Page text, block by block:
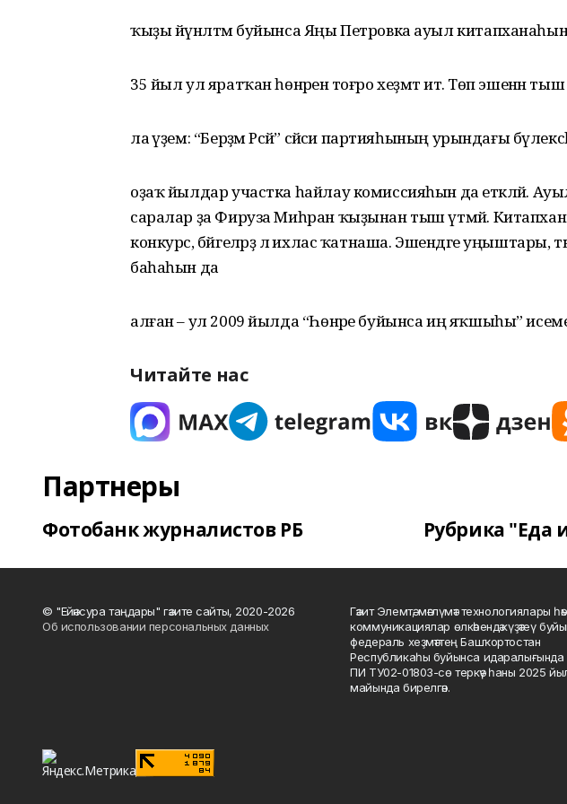
ҡыҙы йүнәлтмә буйынса Яңы Петровка ауыл
35 йыл ул яратҡан һөнәренә тоғро хеҙмәт итә. Төп эшенән
ла әүҙем: “Берҙәм Рәсәй” сәйәси партияһының урындағы
оҙаҡ йылдар участка һайлау комиссияһын да етәкләй.
саралар ҙа Фируза Миһран ҡыҙынан тыш үтмәй.
конкурс, бәйгеләрҙә лә ихлас ҡатнаша. Эшендәге
баһаһын да
алған – ул 2009 йылда “Һөнәре буйынса иң яҡшыһы”
Читайте нас
Партнеры
Фотобанк журналистов РБ Рубрика "Еда
© "Ейәнсура таңдары" гәзите сайты, 2020-2026
Об использовании персональных данных
Гәзит Элемтә, мәғлүмәт технологиялары
коммуникациялар өлкәһендә күҙәтеү
федераль хеҙмәттең Башҡортостан
Республикаһы буйынса идаралығында
ПИ ТУ02-01803-сө теркәү һаны 2025
майында бирелгән.